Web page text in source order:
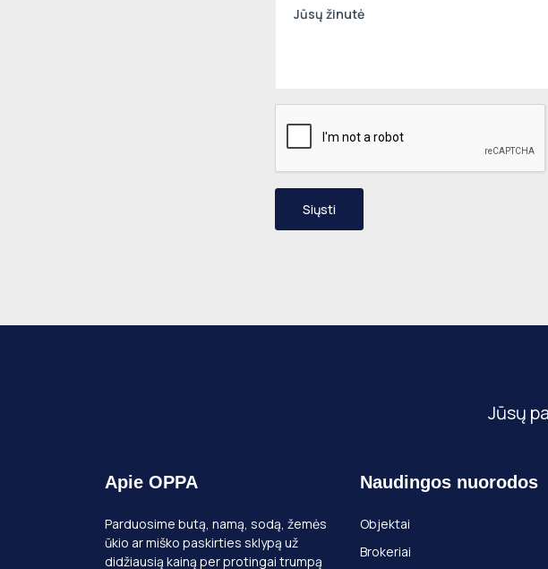
Siųsti
Jūsų
Apie OPPA
Parduosime butą, namą, sodą, žemės
ūkio ar miško paskirties sklypą už
didžiausią kainą per protingai trumpą
Naudingos nuorodos
Objektai
Brokeriai